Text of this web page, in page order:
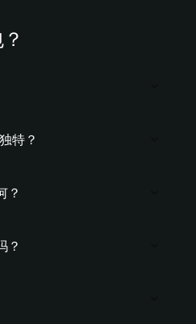
特？
？
？